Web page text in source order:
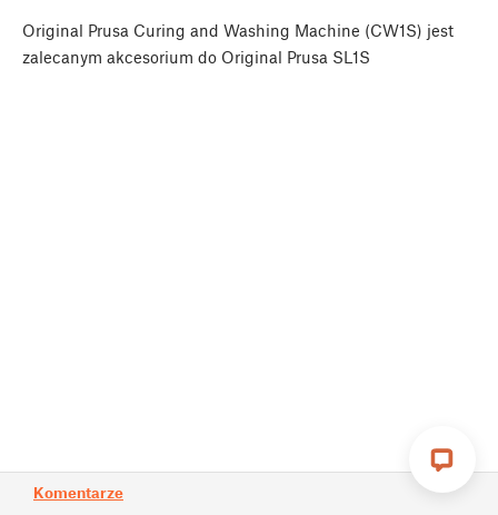
Komentarze
Original Prusa Curing and Washing Machine (CW1S) jest
zalecanym akcesorium do Original Prusa SL1S